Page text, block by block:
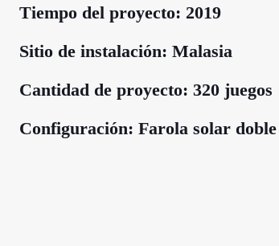
Tiempo del proyecto: 2019
Sitio de instalación: Malasia
Cantidad de proyecto: 320 juegos
Configuración: Farola solar